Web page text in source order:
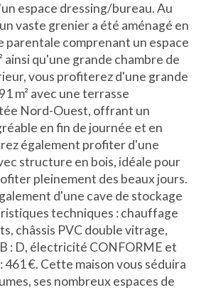
espace dressing/bureau. Au
vaste grenier a été aménagé en
parentale comprenant un espace
ainsi qu'une grande chambre de
vous profiterez d'une grande
m² avec une terrasse
Nord-Ouest, offrant un
en fin de journée et en
également profiter d'une
structure en bois, idéale pour
pleinement des beaux jours.
d'une cave de stockage
techniques : chauffage
châssis PVC double vitrage,
: D, électricité CONFORME et
461 €. Cette maison vous séduira
ses nombreux espaces de